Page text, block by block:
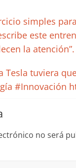
simples
este
la
Tesla tuviera
#Innovación
no será